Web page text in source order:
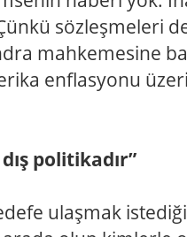
sözleşmeleri
mahkemesine
enflasyonu
politikadır”
ulaşmak